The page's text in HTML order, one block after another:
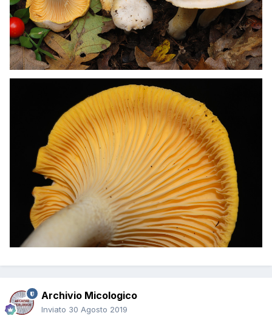
Archivio Micologico
Inviato 30 Agosto 2019